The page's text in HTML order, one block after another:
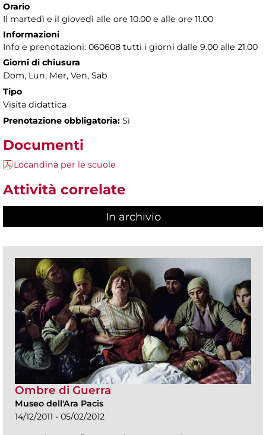
Orario
Il martedì e il giovedì alle ore 10.00 e alle ore 11.00
Informazioni
Info e prenotazioni: 060608 tutti i giorni dalle 9.00 alle 21.00
Giorni di chiusura
Dom, Lun, Mer, Ven, Sab
Tipo
Visita didattica
Prenotazione obbligatoria: Sì
Documenti
Locandina per le scuole
Attività correlate
In archivio
Ombre di Guerra
Museo dell'Ara Pacis
14/12/2011 - 05/02/2012